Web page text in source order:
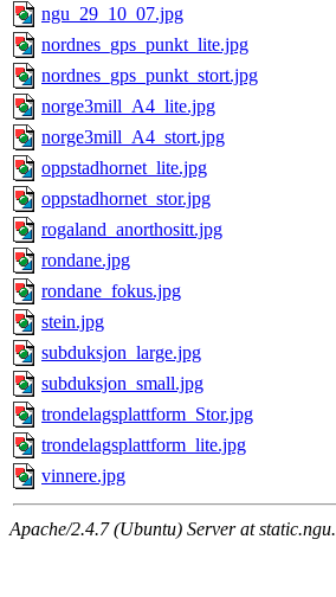
ngu_29_10_07.jpg
nordnes_gps_punkt_lite.jpg
nordnes_gps_punkt_stort.jpg
norge3mill_A4_lite.jpg
norge3mill_A4_stort.jpg
oppstadhornet_lite.jpg
oppstadhornet_stor.jpg
rogaland_anorthositt.jpg
rondane.jpg
rondane_fokus.jpg
stein.jpg
subduksjon_large.jpg
subduksjon_small.jpg
trondelagsplattform_Stor.jpg
trondelagsplattform_lite.jpg
vinnere.jpg
Apache/2.4.7 (Ubuntu) Server at